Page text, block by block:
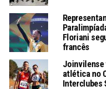
Floriani
francês
Joinvilense
atlética no
Interclubes